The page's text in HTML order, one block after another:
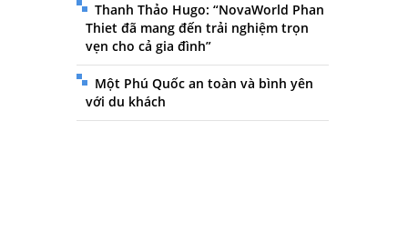
Thanh Thảo Hugo: “NovaWorld Phan
Thiet đã mang đến trải nghiệm trọn
vẹn cho cả gia đình”
Một Phú Quốc an toàn và bình yên
với du khách